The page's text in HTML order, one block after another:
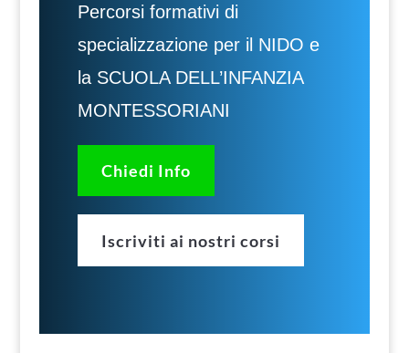
Percorsi formativi di
specializzazione per il NIDO e
la SCUOLA DELL’INFANZIA
MONTESSORIANI
Chiedi Info
Iscriviti ai nostri corsi